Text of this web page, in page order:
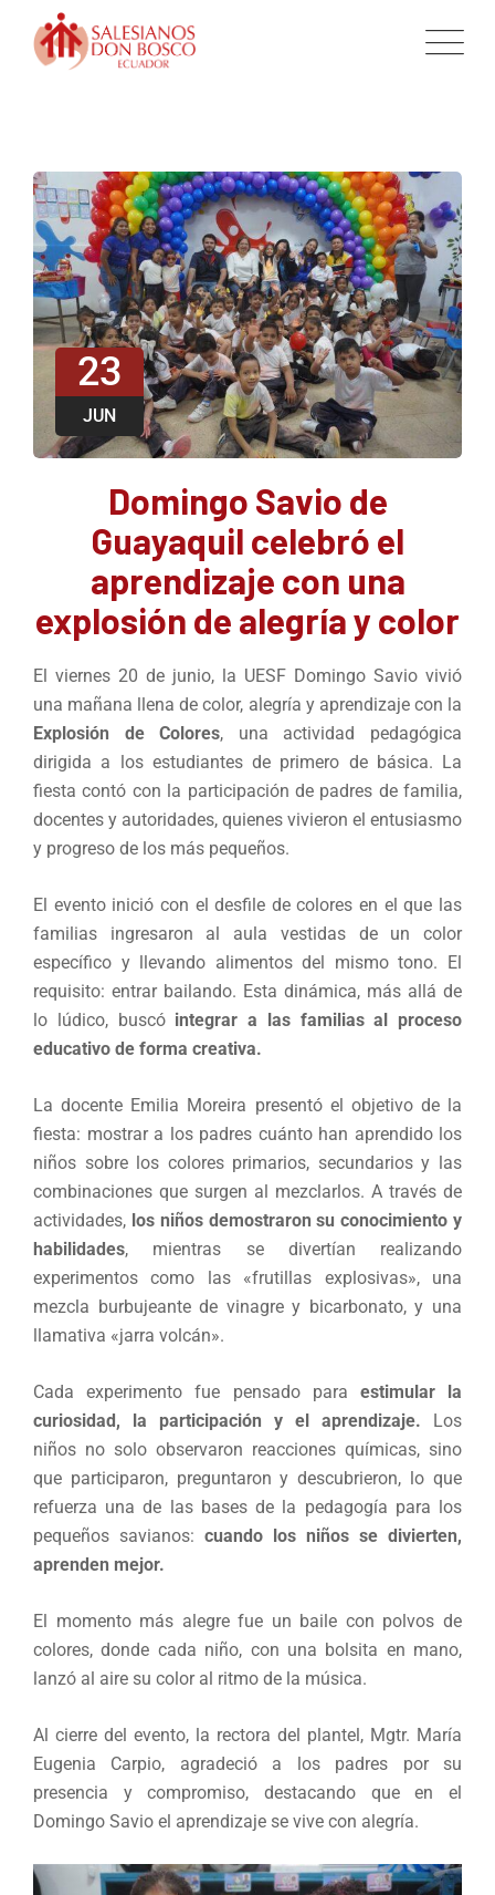
23
JUN
Domingo Savio de
Guayaquil celebró el
aprendizaje con una
explosión de alegría y color
El viernes 20 de junio, la UESF Domingo Savio vivió
una mañana llena de color, alegría y aprendizaje con la
Explosión de Colores, una actividad pedagógica
dirigida a los estudiantes de primero de básica. La
fiesta contó con la participación de padres de familia,
docentes y autoridades, quienes vivieron el entusiasmo
y progreso de los más pequeños.
El evento inició con el desfile de colores en el que las
familias ingresaron al aula vestidas de un color
específico y llevando alimentos del mismo tono. El
requisito: entrar bailando. Esta dinámica, más allá de
lo lúdico, buscó integrar a las familias al proceso
educativo de forma creativa.
La docente Emilia Moreira presentó el objetivo de la
fiesta: mostrar a los padres cuánto han aprendido los
niños sobre los colores primarios, secundarios y las
combinaciones que surgen al mezclarlos. A través de
actividades, los niños demostraron su conocimiento y
habilidades, mientras se divertían realizando
experimentos como las «frutillas explosivas», una
mezcla burbujeante de vinagre y bicarbonato, y una
llamativa «jarra volcán».
Cada experimento fue pensado para estimular la
curiosidad, la participación y el aprendizaje. Los
niños no solo observaron reacciones químicas, sino
que participaron, preguntaron y descubrieron, lo que
refuerza una de las bases de la pedagogía para los
pequeños savianos: cuando los niños se divierten,
aprenden mejor.
El momento más alegre fue un baile con polvos de
colores, donde cada niño, con una bolsita en mano,
lanzó al aire su color al ritmo de la música.
Al cierre del evento, la rectora del plantel, Mgtr. María
Eugenia Carpio, agradeció a los padres por su
presencia y compromiso, destacando que en el
Domingo Savio el aprendizaje se vive con alegría.